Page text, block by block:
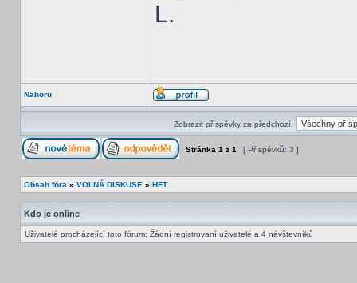
L.
Nahoru
Zobrazit příspěvky za předchozí:
Stránka 1 z 1 [ Příspěvků: 3 ]
Obsah fóra » VOLNÁ DISKUSE » HFT
Kdo je online
Uživatelé procházející toto fórum: Žádní registrovaní uživatelé a 4 návštevníků